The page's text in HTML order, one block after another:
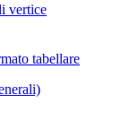
vertice
tabellare